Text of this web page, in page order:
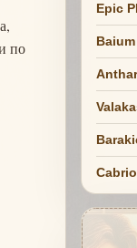
по
Epic
Baium
Cabrio